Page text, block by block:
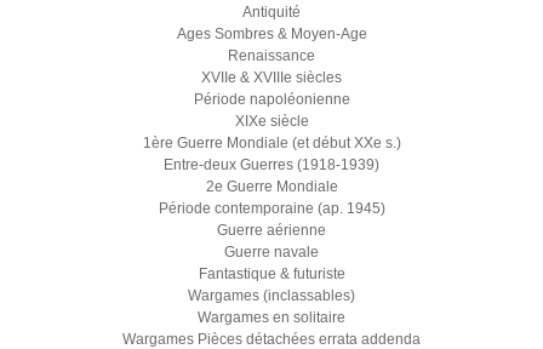
Antiquité
Ages Sombres & Moyen-Age
Renaissance
XVIIe & XVIIIe siècles
Période napoléonienne
XIXe siècle
1ère Guerre Mondiale (et début XXe s.)
Entre-deux Guerres (1918-1939)
2e Guerre Mondiale
Période contemporaine (ap. 1945)
Guerre aérienne
Guerre navale
Fantastique & futuriste
Wargames (inclassables)
Wargames en solitaire
Wargames Pièces détachées errata addenda